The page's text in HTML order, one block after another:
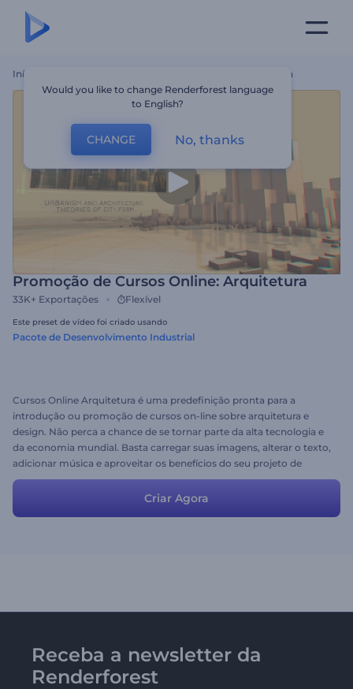
Início Promoção De Cursos Online: Arquitetura
Promoção de Cursos Online: Arquitetura
33K+ Exportações Flexível
Este preset de vídeo foi criado usando
Pacote de Desenvolvimento Industrial
Cursos Online Arquitetura é uma predefinição pronta para a
introdução ou promoção de cursos on-line sobre arquitetura e
design. Não perca a chance de se tornar parte da alta tecnologia e
da economia mundial. Basta carregar suas imagens, alterar o texto,
adicionar música e aproveitar os benefícios do seu projeto de
sucesso. Livre para testar com Renderforest!
Criar Agora
Receba a newsletter da
Renderforest
Would you like to change Renderforest language
to English?
CHANGE No, thanks